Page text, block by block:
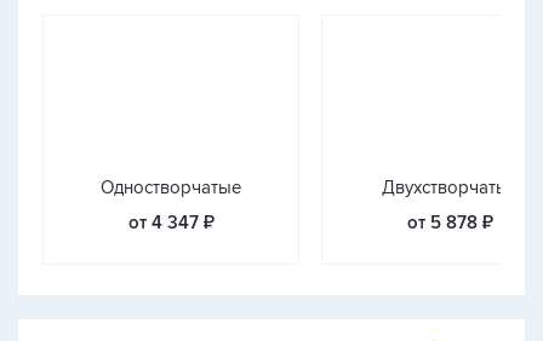
Одностворчатые
от 4 347 ₽
Двухстворчатые
от 5 878 ₽